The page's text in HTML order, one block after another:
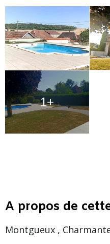
1+
A propos de
Montgueux ,